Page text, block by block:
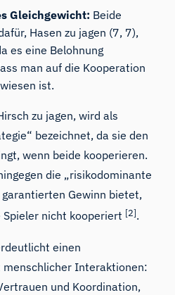
Gleichgewicht: Beide
Hasen zu jagen (7, 7),
es eine Belohnung
man auf die Kooperation
ist.
zu jagen, wird als
bezeichnet, da sie den
wenn beide kooperieren.
die „risikodominante
Gewinn bietet,
nicht kooperiert [2].
einen
Interaktionen:
und Koordination,